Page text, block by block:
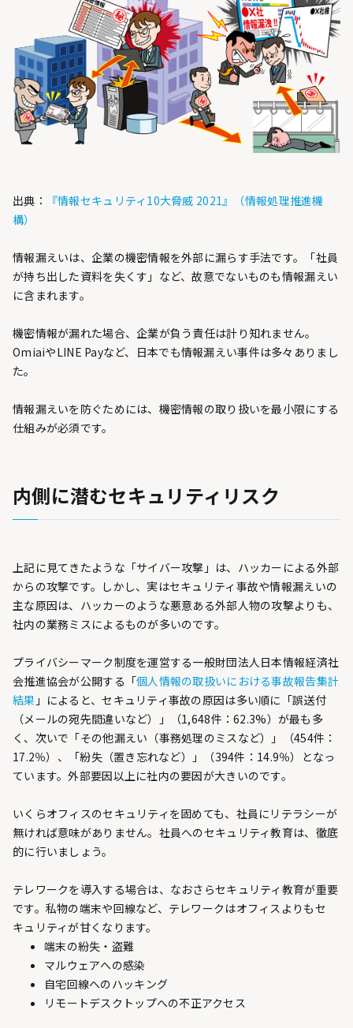
出典：
『情報セキュリティ10大脅威 2021』（情報処理推進機
構）
情報漏えいは、企業の機密情報を外部に漏らす手法です。「社員
が持ち出した資料を失くす」など、故意でないものも情報漏えい
に含まれます。
機密情報が漏れた場合、企業が負う責任は計り知れません。
OmiaiやLINE Payなど、日本でも情報漏えい事件は多々ありまし
た。
情報漏えいを防ぐためには、機密情報の取り扱いを最小限にする
仕組みが必須です。
内側に潜むセキュリティリスク
上記に見てきたような「サイバー攻撃」は、ハッカーによる外部
からの攻撃です。しかし、実はセキュリティ事故や情報漏えいの
主な原因は、ハッカーのような悪意ある外部人物の攻撃よりも、
社内の業務ミスによるものが多いのです。
プライバシーマーク制度を運営する一般財団法人日本情報経済社
会推進協会が公開する「個人情報の取扱いにおける事故報告集計
結果 」によると、セキュリティ事故の原因は多い順に「誤送付
（メールの宛先間違いなど）」（1,648件：62.3%）が最も多
く、次いで「その他漏えい（事務処理のミスなど）」（454件：
17.2％）、「紛失（置き忘れなど）」（394件：14.9％）となっ
ています。外部要因以上に社内の要因が大きいのです。
いくらオフィスのセキュリティを固めても、社員にリテラシーが
無ければ意味がありません。社員へのセキュリティ教育は、徹底
的に行いましょう。
テレワークを導入する場合は、なおさらセキュリティ教育が重要
です。私物の端末や回線など、テレワークはオフィスよりもセ
キュリティが甘くなります。
端末の紛失・盗難
マルウェアへの感染
自宅回線へのハッキング
リモートデスクトップへの不正アクセス